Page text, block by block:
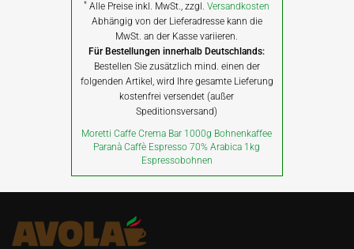
* Alle Preise inkl. MwSt., zzgl.Versandkosten
Abhängig von der Lieferadresse kann die
MwSt. an der Kasse variieren.
Für Bestellungen innerhalb Deutschlands:
Bestellen Sie zusätzlich mind. einen der
folgenden Artikel, wird Ihre gesamte Lieferung
kostenfrei versendet (außer
Speditionsversand)
Moretti Caffe Crema Bar 1000g Bohnenkaffee
Paranà Caffè Espresso 70% Arabica 1kg
Espressobohnen